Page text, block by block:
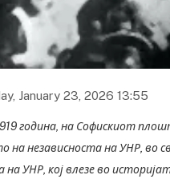
January 23, 2026 13:55
година, на Софискиот
на независноста на УНР, во
УНР, кој влезе во